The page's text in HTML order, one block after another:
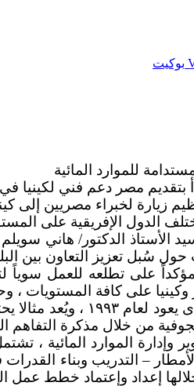
بوكيت
للموارد المائية
زيارة لخبراء مصريين
الدول الإفريقية على
الدكتور/ هاني
حول سُبل تعزيز التعاون بين
على تطلعه للعمل سوياً
وكينيا على كافة
وأشار سيادته لتاريخ
خلال مذكرة التفاهم التى تم
في عام ٢٠١٦ لتنفيذ مشروع لتطوير
– التدريب وبناء
إعداد وإعتماد خطط